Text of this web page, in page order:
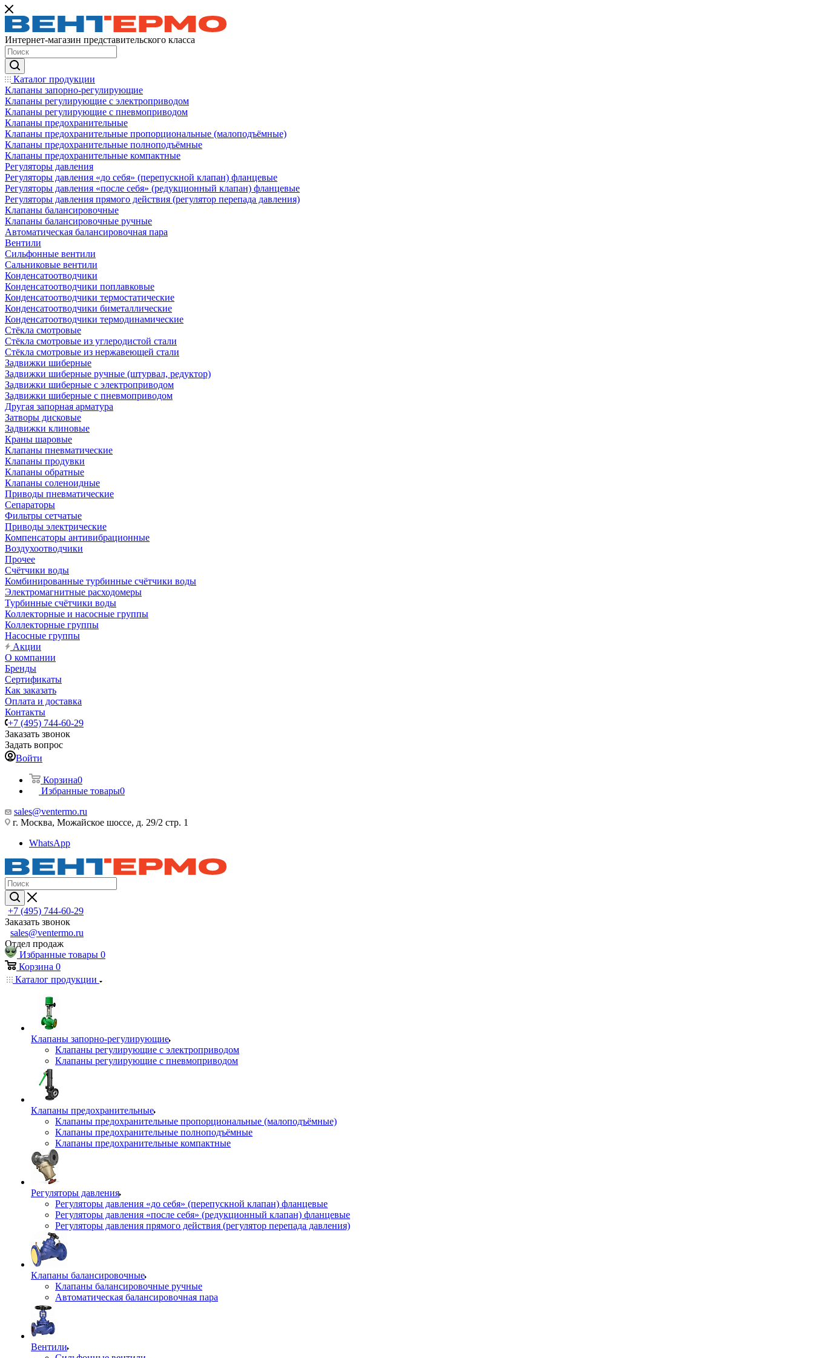
Интернет-магазин представительского класса
Каталог продукции
Клапаны запорно-регулирующие
Клапаны регулирующие с электроприводом
Клапаны регулирующие с пневмоприводом
Клапаны предохранительные
Клапаны предохранительные пропорциональные (малоподъёмные)
Клапаны предохранительные полноподъёмные
Клапаны предохранительные компактные
Регуляторы давления
Регуляторы давления «до себя» (перепускной клапан) фланцевые
Регуляторы давления «после себя» (редукционный клапан) фланцевые
Регуляторы давления прямого действия (регулятор перепада давления)
Клапаны балансировочные
Клапаны балансировочные ручные
Автоматическая балансировочная пара
Вентили
Сильфонные вентили
Сальниковые вентили
Конденсатоотводчики
Конденсатоотводчики поплавковые
Конденсатоотводчики термостатические
Конденсатоотводчики биметаллические
Конденсатоотводчики термодинамические
Стёкла смотровые
Стёкла смотровые из углеродистой стали
Стёкла смотровые из нержавеющей стали
Задвижки шиберные
Задвижки шиберные ручные (штурвал, редуктор)
Задвижки шиберные с электроприводом
Задвижки шиберные с пневмоприводом
Другая запорная арматура
Затворы дисковые
Задвижки клиновые
Краны шаровые
Клапаны пневматические
Клапаны продувки
Клапаны обратные
Клапаны соленоидные
Приводы пневматические
Сепараторы
Фильтры сетчатые
Приводы электрические
Компенсаторы антивибрационные
Воздухоотводчики
Прочее
Счётчики воды
Комбинированные турбинные счётчики воды
Электромагнитные расходомеры
Турбинные счётчики воды
Коллекторные и насосные группы
Коллекторные группы
Насосные группы
Акции
О компании
Бренды
Сертификаты
Как заказать
Оплата и доставка
Контакты
+7 (495) 744-60-29
Заказать звонок
Задать вопрос
Войти
Корзина0
Избранные товары0
sales@ventermo.ru
г. Москва, Можайское шоссе, д. 29/2 стр. 1
WhatsApp
+7 (495) 744-60-29
Заказать звонок
sales@ventermo.ru
Отдел продаж
Избранные товары 0
Корзина 0
Каталог продукции
Клапаны запорно-регулирующие
Клапаны регулирующие с электроприводом
Клапаны регулирующие с пневмоприводом
Клапаны предохранительные
Клапаны предохранительные пропорциональные (малоподъёмные)
Клапаны предохранительные полноподъёмные
Клапаны предохранительные компактные
Регуляторы давления
Регуляторы давления «до себя» (перепускной клапан) фланцевые
Регуляторы давления «после себя» (редукционный клапан) фланцевые
Регуляторы давления прямого действия (регулятор перепада давления)
Клапаны балансировочные
Клапаны балансировочные ручные
Автоматическая балансировочная пара
Вентили